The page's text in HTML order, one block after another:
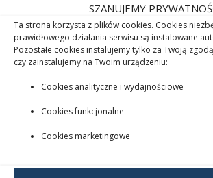
SZANUJEMY
Ta strona korzysta z plików cookies. Cookies
prawidłowego działania serwisu są instalowane
Pozostałe cookies instalujemy tylko za Twoją
czy zainstalujemy na Twoim urządzeniu:
Cookies analityczne i wydajnościowe
Cookies funkcjonalne
Cookies marketingowe